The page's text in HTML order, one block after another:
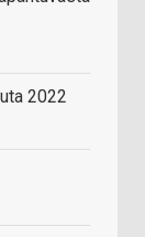
2022